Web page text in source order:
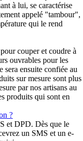
à lui, se caractérise
appelé "tambour",
qui le rend
couper et coudre à
ouvrables pour les
sera ensuite confiée au
sur mesure sont plus
par nos artisans au
produits qui sont en
?
et DPD. Dès que le
un SMS et un e-